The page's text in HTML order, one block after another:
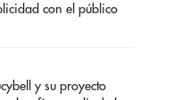
con el público
y su proyecto